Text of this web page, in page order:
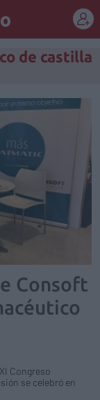
de castilla
Consoft
Congreso
se celebró en